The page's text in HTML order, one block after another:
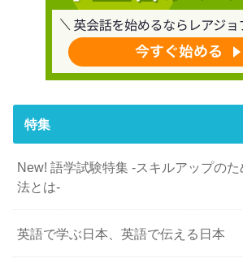
特集
New! 語学試験特集 -スキルアップの
法とは-
英語で学ぶ日本、英語で伝える日本